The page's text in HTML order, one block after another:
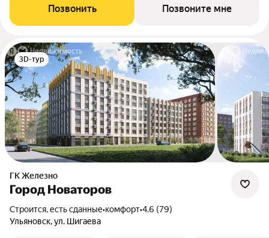
Позвонить Позвоните мне
3D-тур
ГК Железно
Город Новаторов
Строится, есть сданные•комфорт•4.6 (79)
Ульяновск, ул. Шигаева